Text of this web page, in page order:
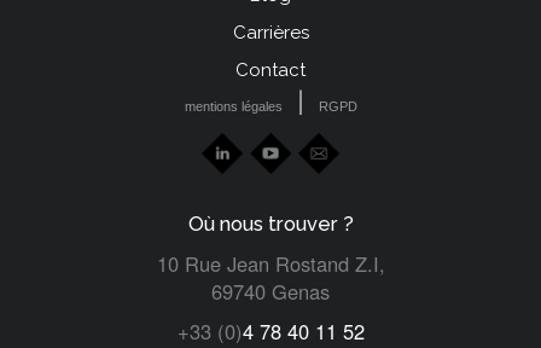
Carrières
Contact
mentions légales RGPD
Où nous trouver ?
10 Rue Jean Rostand Z.I,
69740 Genas
+33 (0)4 78 40 11 52